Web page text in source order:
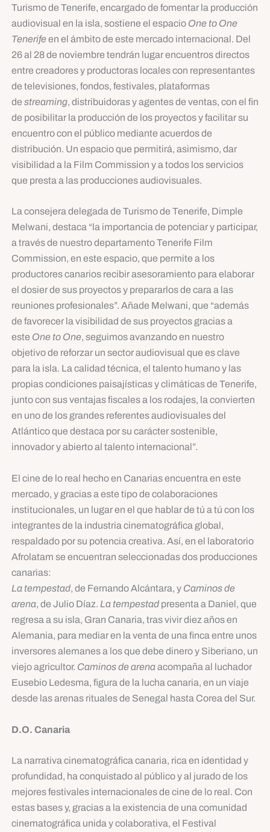
Turismo de Tenerife, encargado de fomentar la producción
audiovisual en la isla, sostiene el espacio One to One
Tenerifeen el ámbito de este mercado internacional. Del
26 al 28 de noviembre tendrán lugar encuentros directos
entre creadores y productoras locales con representantes
de televisiones, fondos, festivales, plataformas
de streaming, distribuidoras y agentes de ventas, con el fin
de posibilitar la producción de los proyectos y facilitar su
encuentro con el público mediante acuerdos de
distribución. Un espacio que permitirá, asimismo, dar
visibilidad a la Film Commission y a todos los servicios
que presta a las producciones audiovisuales.
La consejera delegada de Turismo de Tenerife, Dimple
Melwani, destaca “la importancia de potenciar y participar,
a través de nuestro departamento Tenerife Film
Commission, en este espacio, que permite a los
productores canarios recibir asesoramiento para elaborar
el dosier de sus proyectos y prepararlos de cara a las
reuniones profesionales”. Añade Melwani, que “además
de favorecer la visibilidad de sus proyectos gracias a
este One to One, seguimos avanzando en nuestro
objetivo de reforzar un sector audiovisual que es clave
para la isla. La calidad técnica, el talento humano y las
propias condiciones paisajísticas y climáticas de Tenerife,
junto con sus ventajas fiscales a los rodajes, la convierten
en uno de los grandes referentes audiovisuales del
Atlántico que destaca por su carácter sostenible,
innovador y abierto al talento internacional”.
El cine de lo real hecho en Canarias encuentra en este
mercado, y gracias a este tipo de colaboraciones
institucionales, un lugar en el que hablar de tú a tú con los
integrantes de la industria cinematográfica global,
respaldado por su potencia creativa. Así, en el laboratorio
Afrolatam se encuentran seleccionadas dos producciones
canarias:
La tempestad, de Fernando Alcántara, y Caminos de
arena, de Julio Díaz. La tempestadpresenta a Daniel, que
regresa a su isla, Gran Canaria, tras vivir diez años en
Alemania, para mediar en la venta de una finca entre unos
inversores alemanes a los que debe dinero y Siberiano, un
viejo agricultor. Caminos de arenaacompaña al luchador
Eusebio Ledesma, figura de la lucha canaria, en un viaje
desde las arenas rituales de Senegal hasta Corea del Sur.
D.O. Canaria
La narrativa cinematográfica canaria, rica en identidad y
profundidad, ha conquistado al público y al jurado de los
mejores festivales internacionales de cine de lo real. Con
estas bases y, gracias a la existencia de una comunidad
cinematográfica unida y colaborativa, el Festival